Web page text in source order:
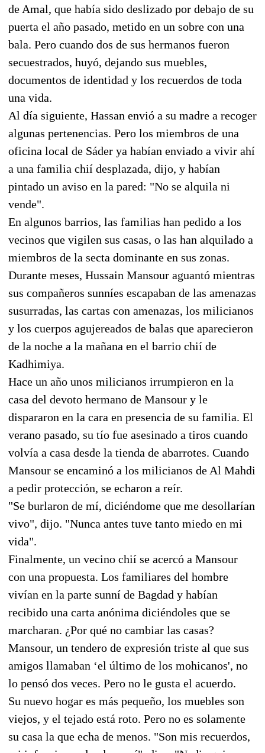
de Amal, que había sido deslizado por debajo de su
puerta el año pasado, metido en un sobre con una
bala. Pero cuando dos de sus hermanos fueron
secuestrados, huyó, dejando sus muebles,
documentos de identidad y los recuerdos de toda
una vida.
Al día siguiente, Hassan envió a su madre a recoger
algunas pertenencias. Pero los miembros de una
oficina local de Sáder ya habían enviado a vivir ahí
a una familia chií desplazada, dijo, y habían
pintado un aviso en la pared: "No se alquila ni
vende".
En algunos barrios, las familias han pedido a los
vecinos que vigilen sus casas, o las han alquilado a
miembros de la secta dominante en sus zonas.
Durante meses, Hussain Mansour aguantó mientras
sus compañeros sunníes escapaban de las amenazas
susurradas, las cartas con amenazas, los milicianos
y los cuerpos agujereados de balas que aparecieron
de la noche a la mañana en el barrio chií de
Kadhimiya.
Hace un año unos milicianos irrumpieron en la
casa del devoto hermano de Mansour y le
dispararon en la cara en presencia de su familia. El
verano pasado, su tío fue asesinado a tiros cuando
volvía a casa desde la tienda de abarrotes. Cuando
Mansour se encaminó a los milicianos de Al Mahdi
a pedir protección, se echaron a reír.
"Se burlaron de mí, diciéndome que me desollarían
vivo", dijo. "Nunca antes tuve tanto miedo en mi
vida".
Finalmente, un vecino chií se acercó a Mansour
con una propuesta. Los familiares del hombre
vivían en la parte sunní de Bagdad y habían
recibido una carta anónima diciéndoles que se
marcharan. ¿Por qué no cambiar las casas?
Mansour, un tendero de expresión triste al que sus
amigos llamaban ‘el último de los mohicanos', no
lo pensó dos veces. Pero no le gusta el acuerdo.
Su nuevo hogar es más pequeño, los muebles son
viejos, y el tejado está roto. Pero no es solamente
su casa la que echa de menos. "Son mis recuerdos,